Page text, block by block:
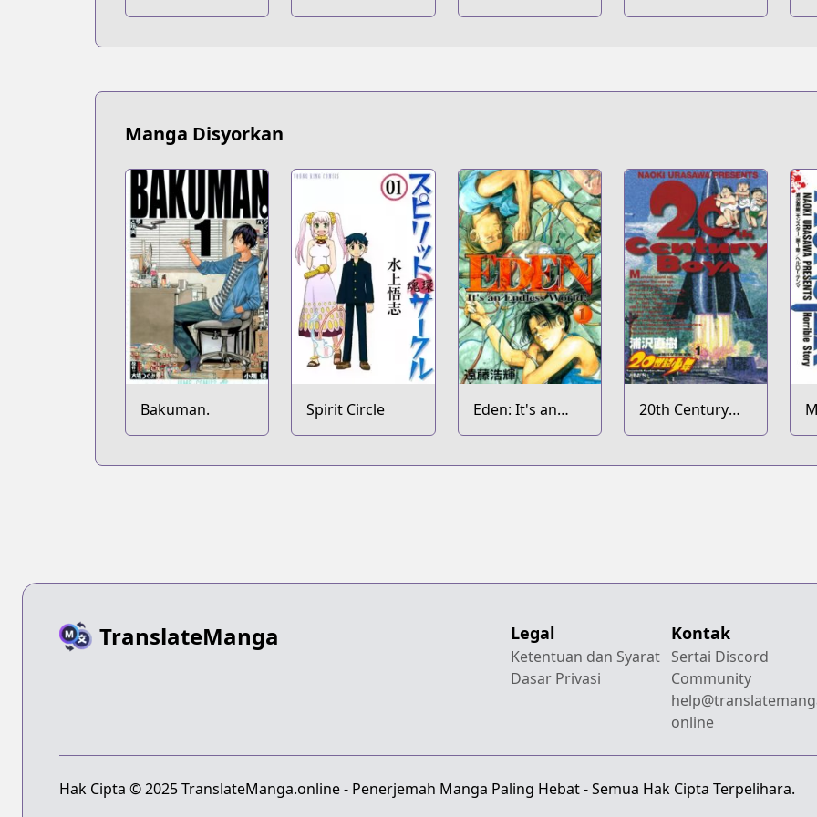
Manga Disyorkan
Bakuman. Spirit Circle
Eden: It's an
Endless World!
20th Century
Boys
TranslateManga Legal
Ketentuan dan Syarat
Dasar Privasi
Kontak
Sertai Discord
Community
online
Hak Cipta © 2025 TranslateManga.online - Penerjemah Manga Paling Hebat - Semua Hak Cipta Terpelihara.